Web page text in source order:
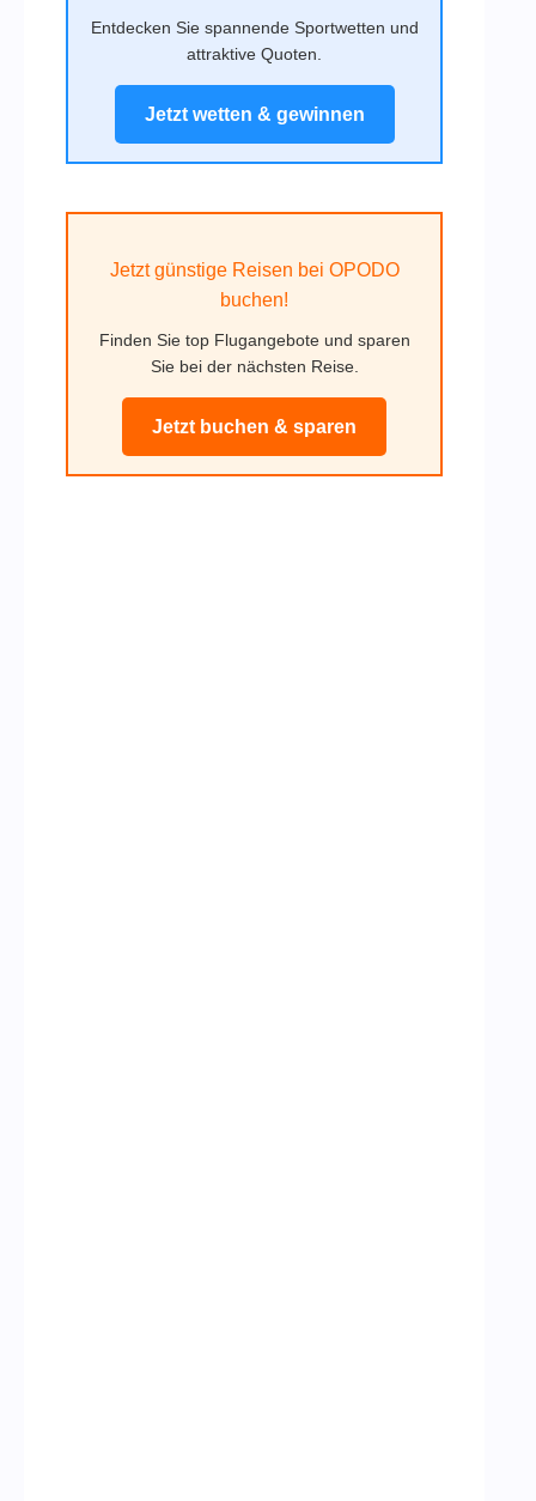
Entdecken Sie spannende Sportwetten und
attraktive Quoten.
Jetzt wetten & gewinnen
Jetzt günstige Reisen bei OPODO
buchen!
Finden Sie top Flugangebote und sparen
Sie bei der nächsten Reise.
Jetzt buchen & sparen